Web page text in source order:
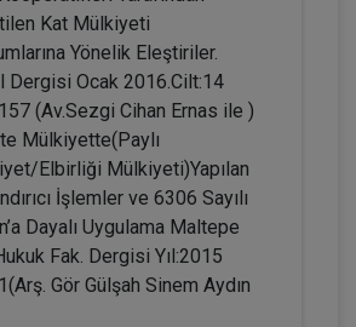
- IV. Medeni Hukuk
Oturum
Sepete Ekle
Kat Mülkiyeti
Yönelik Eleştiriler.
Dergisi Ocak 2016.Cilt:14
(Av.Sezgi Cihan Ernas ile )
Mülkiyette(Paylı
Elbirliği Mülkiyeti)Yapılan
İşlemler ve 6306 Sayılı
Dayalı Uygulama Maltepe
Fak. Dergisi Yıl:2015
Gör Gülşah Sinem Aydın